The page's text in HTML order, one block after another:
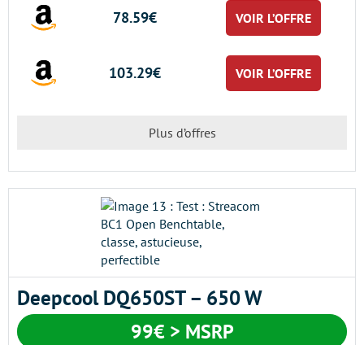
78.59€ VOIR L’OFFRE
103.29€ VOIR L’OFFRE
Plus d’offres
Deepcool DQ650ST – 650 W
99€ > MSRP